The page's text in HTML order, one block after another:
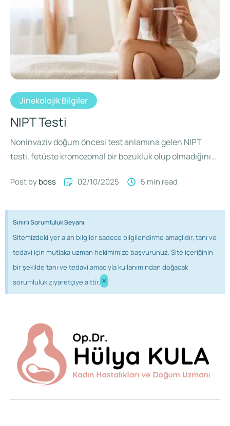
Jinekolojik Bilgiler
NIPT Testi
Noninvaziv doğum öncesi test anlamına gelen NIPT
testi, fetüste kromozomal bir bozukluk olup olmadığını
Post by boss 02/10/2025 5 min read
Sınırlı Sorumluluk Beyanı
Sitemizdeki yer alan bilgiler sadece bilgilendirme amaçlıdır, tanı ve
tedavi için mutlaka uzman hekimimize başvurunuz. Site içeriğinin
bir şekilde tanı ve tedavi amacıyla kullanımından doğacak
sorumluluk ziyaretçiye aittir. ×